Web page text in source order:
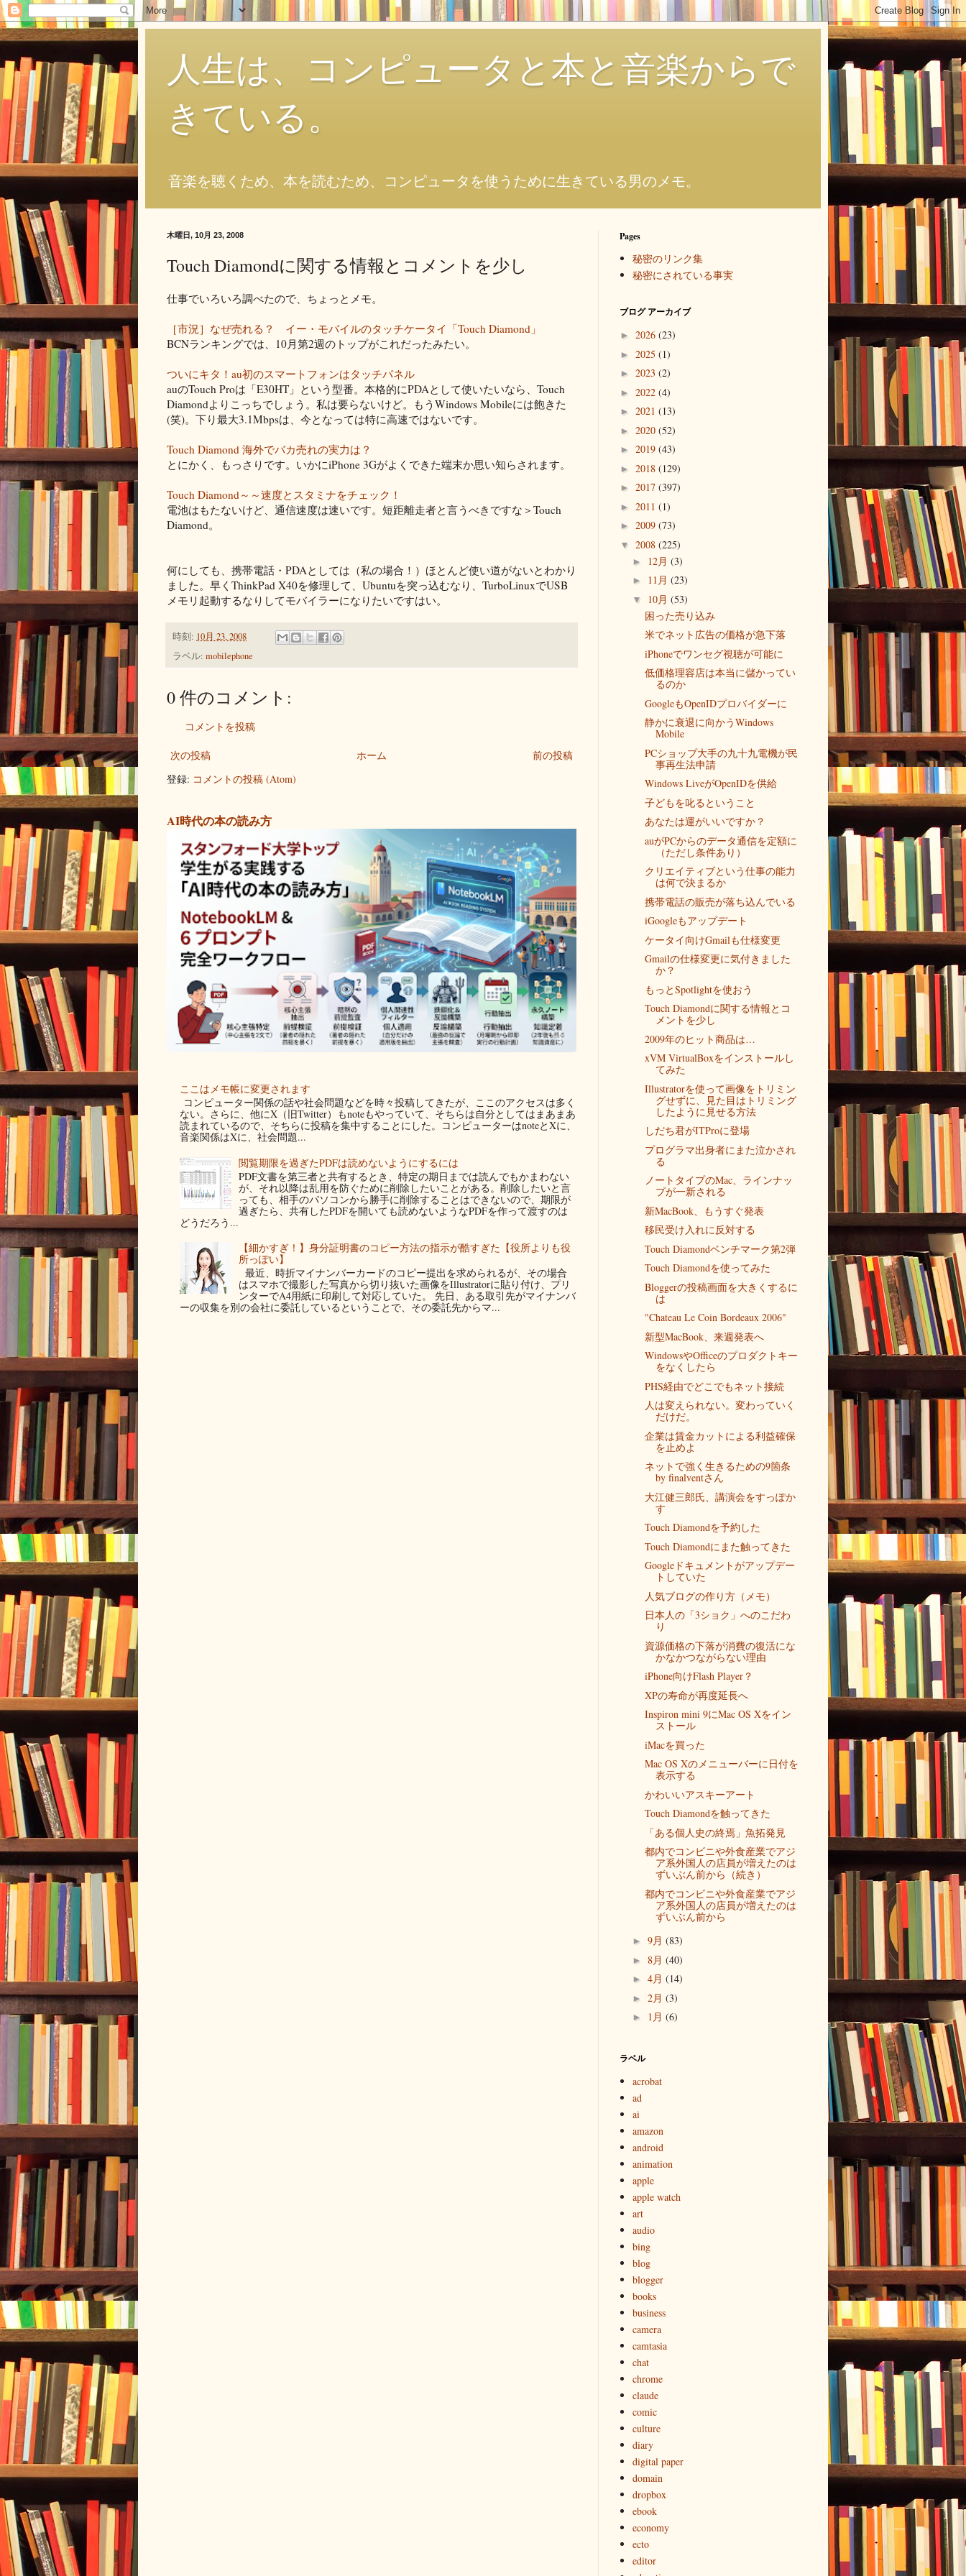
人生は、コンピュータと本と音楽からで
きている。
音楽を聴くため、本を読むため、コンピュータを使うために生きている男のメモ。
木曜日, 10月 23, 2008
Touch Diamondに関する情報とコメントを少し
仕事でいろいろ調べたので、ちょっとメモ。
［市況］なぜ売れる？ イー・モバイルのタッチケータイ「Touch Diamond」
BCNランキングでは、10月第2週のトップがこれだったみたい。
ついにキタ！au初のスマートフォンはタッチパネル
auのTouch Proは「E30HT」という型番。本格的にPDAとして使いたいなら、Touch
Diamondよりこっちでしょう。私は要らないけど。もうWindows Mobileには飽きた
(笑)。下り最大3.1Mbpsは、今となっては特に高速ではないです。
Touch Diamond 海外でバカ売れの実力は？
とにかく、もっさりです。いかにiPhone 3Gがよくできた端末か思い知らされます。
Touch Diamond～～速度とスタミナをチェック！
電池はもたないけど、通信速度は速いです。短距離走者と言うべきですな＞Touch
Diamond。
何にしても、携帯電話・PDAとしては（私の場合！）ほとんど使い道がないとわかり
ました。早くThinkPad X40を修理して、Ubuntuを突っ込むなり、TurboLinuxでUSB
メモリ起動するなりしてモバイラーになりたいですはい。
時刻: 10月 23, 2008
ラベル: mobilephone
0 件のコメント:
コメントを投稿
次の投稿 前の投稿
ホーム
登録: コメントの投稿 (Atom)
AI時代の本の読み方
ここはメモ帳に変更されます
コンピューター関係の話や社会問題などを時々投稿してきたが、ここのアクセスは多く
ない。さらに、他にX（旧Twitter）もnoteもやっていて、そちらは自分としてはまあまあ
読まれているので、そちらに投稿を集中することにした。コンピューターはnoteとXに、
音楽関係はXに、社会問題...
閲覧期限を過ぎたPDFは読めないようにするには
PDF文書を第三者と共有するとき、特定の期日までは読んでもかまわない
が、それ以降は乱用を防ぐために削除したいことがある。削除したいと言
っても、相手のパソコンから勝手に削除することはできないので、期限が
過ぎたら、共有したPDFを開いても読めないようなPDFを作って渡すのは
どうだろう...
【細かすぎ！】身分証明書のコピー方法の指示が酷すぎた【役所よりも役
所っぽい】
最近、時折マイナンバーカードのコピー提出を求められるが、その場合
はスマホで撮影した写真から切り抜いた画像をIllustratorに貼り付け、プリ
ンターでA4用紙に印刷して対応していた。 先日、ある取引先がマイナンバ
ーの収集を別の会社に委託しているということで、その委託先からマ...
Pages
秘密のリンク集
秘密にされている事実
ブログ アーカイブ
► 2026 (23)
► 2025 (1)
► 2023 (2)
► 2022 (4)
► 2021 (13)
► 2020 (52)
► 2019 (43)
► 2018 (129)
► 2017 (397)
► 2011 (1)
► 2009 (73)
▼ 2008 (225)
► 12月 (3)
► 11月 (23)
▼ 10月 (53)
困った売り込み
米でネット広告の価格が急下落
iPhoneでワンセグ視聴が可能に
低価格理容店は本当に儲かってい
るのか
GoogleもOpenIDプロバイダーに
静かに衰退に向かうWindows
Mobile
PCショップ大手の九十九電機が民
事再生法申請
Windows LiveがOpenIDを供給
子どもを叱るということ
あなたは運がいいですか？
auがPCからのデータ通信を定額に
（ただし条件あり）
クリエイティブという仕事の能力
は何で決まるか
携帯電話の販売が落ち込んでいる
iGoogleもアップデート
ケータイ向けGmailも仕様変更
Gmailの仕様変更に気付きました
か？
もっとSpotlightを使おう
Touch Diamondに関する情報とコ
メントを少し
2009年のヒット商品は…
xVM VirtualBoxをインストールし
てみた
Illustratorを使って画像をトリミン
グせずに、見た目はトリミング
したように見せる方法
しだち君がITProに登場
プログラマ出身者にまた泣かされ
る
ノートタイプのMac、ラインナッ
プが一新される
新MacBook、もうすぐ発表
移民受け入れに反対する
Touch Diamondベンチマーク第2弾
Touch Diamondを使ってみた
Bloggerの投稿画面を大きくするに
は
"Chateau Le Coin Bordeaux 2006"
新型MacBook、来週発表へ
WindowsやOfficeのプロダクトキー
をなくしたら
PHS経由でどこでもネット接続
人は変えられない。変わっていく
だけだ。
企業は賃金カットによる利益確保
を止めよ
ネットで強く生きるための9箇条
by finalventさん
大江健三郎氏、講演会をすっぽか
す
Touch Diamondを予約した
Touch Diamondにまた触ってきた
Googleドキュメントがアップデー
トしていた
人気ブログの作り方（メモ）
日本人の「3ショク」へのこだわ
り
資源価格の下落が消費の復活にな
かなかつながらない理由
iPhone向けFlash Player？
XPの寿命が再度延長へ
Inspiron mini 9にMac OS Xをイン
ストール
iMacを買った
Mac OS Xのメニューバーに日付を
表示する
かわいいアスキーアート
Touch Diamondを触ってきた
「ある個人史の終焉」魚拓発見
都内でコンビニや外食産業でアジ
ア系外国人の店員が増えたのは
ずいぶん前から（続き）
都内でコンビニや外食産業でアジ
ア系外国人の店員が増えたのは
ずいぶん前から
► 9月 (83)
► 8月 (40)
► 4月 (14)
► 2月 (3)
► 1月 (6)
ラベル
acrobat
ad
ai
amazon
android
animation
apple
apple watch
art
audio
bing
blog
blogger
books
business
camera
camtasia
chat
chrome
claude
comic
culture
diary
digital paper
domain
dropbox
ebook
economy
ecto
editor